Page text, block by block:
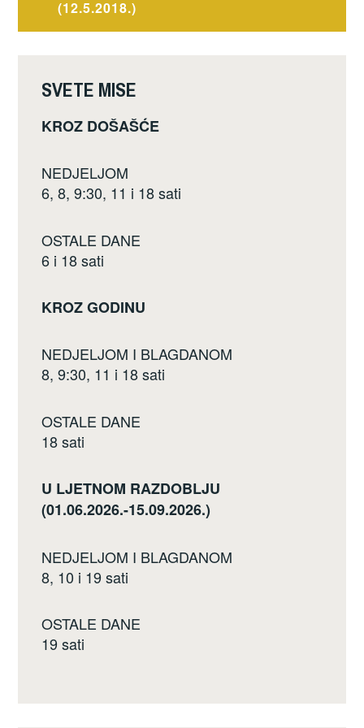
o
o
(12.5.2018.)
SVETE MISE
KROZ DOŠAŠĆE
NEDJELJOM
6, 8, 9:30, 11 i 18 sati
OSTALE DANE
6 i 18 sati
KROZ GODINU
NEDJELJOM I BLAGDANOM
8, 9:30, 11 i 18 sati
OSTALE DANE
18 sati
U LJETNOM RAZDOBLJU
(01.06.2026.-15.09.2026.)
NEDJELJOM I BLAGDANOM
8, 10 i 19 sati
OSTALE DANE
19 sati